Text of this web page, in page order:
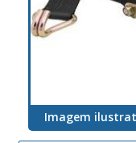
Imagem